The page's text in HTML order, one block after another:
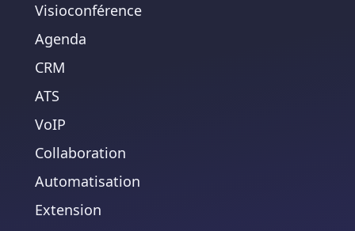
Visioconférence
Agenda
CRM
ATS
VoIP
Collaboration
Automatisation
Extension